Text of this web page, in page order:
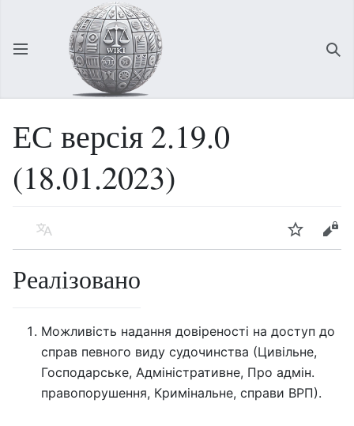
Відкрити головне меню
ЕС версія 2.19.0
(18.01.2023)
Мова Спостерігати Редагувати
Реалізовано
Можливість надання довіреності на доступ до
справ певного виду судочинства (Цивільне,
Господарське, Адміністративне, Про адмін.
правопорушення, Кримінальне, справи ВРП).